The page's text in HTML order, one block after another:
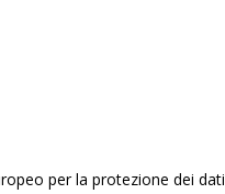
per la protezione dei dati